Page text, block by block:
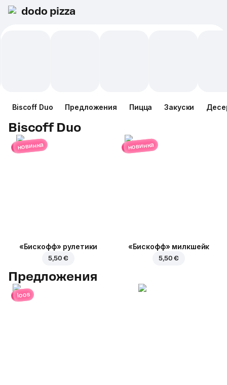
dodo pizza
Biscoff Duo Предложения Пицца Закуски
Biscoff Duo
новинка
«Бискофф» рулетики
5,50 €
новинка
«Бискофф» милкшейк
5,50 €
Предложения
loos